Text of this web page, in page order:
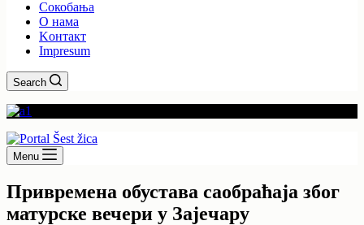
Сокобања
O нама
Kонтакт
Impresum
Search
Menu
Привремена обустава саобраћаја због
матурске вечери у Зajeчару